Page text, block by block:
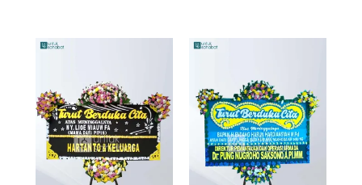
Rp999.000.
Rp949.000.